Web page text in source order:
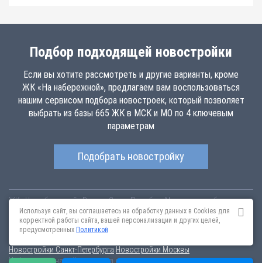
Подбор подходящей новостройки
Если вы хотите рассмотреть и другие варианты, кроме
ЖК «На набережной», предлагаем вам воспользоваться
нашим сервисом подбора новостроек, который позволяет
выбрать из базы 665 ЖК в МСК и МО по 4 ключевым
параметрам
Подобрать новостройку
ЖК «На набережной»РоссияСанкт-ПетербургМосковская область, na-
naberezhnoy.novopoisk.msk.ruКупить квартиру в новом жилом
комплексе «На набережной» от «ДСК-1» в Орехово-Зуево. Квартиры
различных планировок от 2.78 млн рублей!
Новостройки Санкт-Петербурга Новостройки Москвы
Информация на сайте взята из открытых источников, не является
Используя сайт, вы соглашаетесь на обработку данных в Cookies для
корректной работы сайта, вашей персонализации и других целей,
предусмотренных Политикой